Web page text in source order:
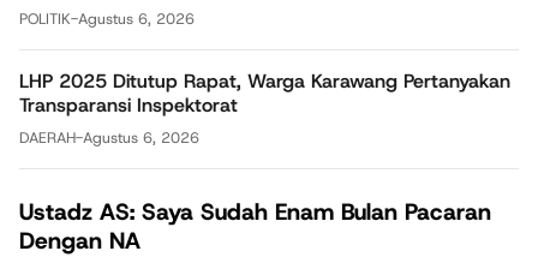
POLITIK-Agustus 6, 2026
LHP 2025 Ditutup Rapat, Warga Karawang Pertanyakan
Transparansi Inspektorat
DAERAH-Agustus 6, 2026
Ustadz AS: Saya Sudah Enam Bulan Pacaran
Dengan NA